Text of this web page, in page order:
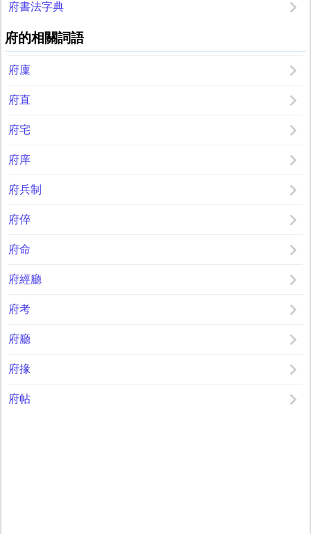
府書法字典
府的相關詞語
府廩
府直
府宅
府庠
府兵制
府倅
府命
府經廳
府考
府廳
府掾
府帖